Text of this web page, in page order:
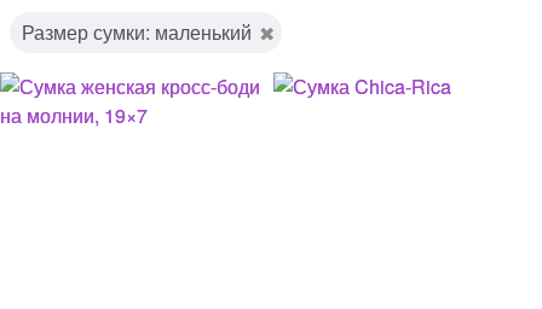
Размер сумки: маленький